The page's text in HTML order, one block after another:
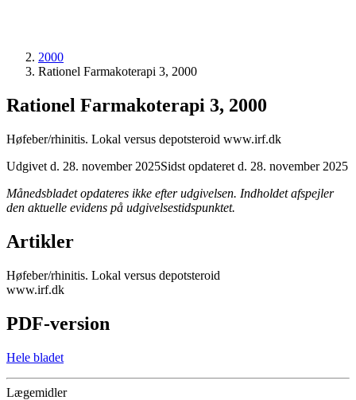
2000
Rationel Farmakoterapi 3, 2000
Rationel Farmakoterapi 3, 2000
Høfeber/rhinitis. Lokal versus depotsteroid www.irf.dk
Udgivet d. 28. november 2025Sidst opdateret d. 28. november 2025
Månedsbladet opdateres ikke efter udgivelsen. Indholdet afspejler
den aktuelle evidens på udgivelsestidspunktet.
Artikler
Høfeber/rhinitis. Lokal versus depotsteroid
www.irf.dk
PDF-version
Hele bladet
Lægemidler